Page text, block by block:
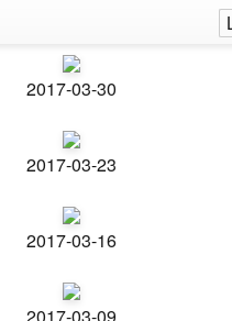
2017-03-30
2017-03-23
2017-03-16